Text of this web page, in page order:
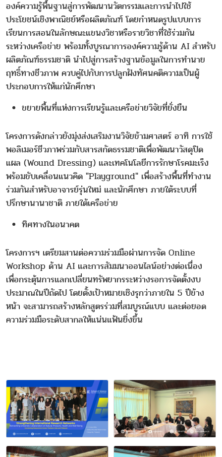
องค์ความรู้พื้นฐานสู่การพัฒนานวัตกรรมและการนำไปใช้
ประโยชน์เชิงพาณิชย์หรือผลิตภัณฑ์ โดยกำหนดรูปแบบการ
เรียนการสอนในลักษณะแขนงวิชาหรือรายวิชาที่ใช้ร่วมกัน
ระหว่างเครือข่าย พร้อมทั้งบูรณาการองค์ความรู้ด้าน AI สำหรับ
ผลิตภัณฑ์ธรรมชาติ นำไปสู่การสร้างฐานข้อมูลในการทำนาย
ฤทธิ์ทางชีวภาพ ควบคู่ไปกับการปลูกฝังทัศนคติความเป็นผู้
ประกอบการให้แก่นักศึกษา
ขยายพื้นที่แห่งการเรียนรู้และเครือข่ายวิจัยที่ยั่งยืน
โครงการดังกล่าวยังมุ่งส่งเสริมงานวิจัยข้ามศาสตร์ อาทิ การใช้
พอลิเมอร์ชีวภาพร่วมกับสารสกัดธรรมชาติเพื่อพัฒนาวัสดุปิด
แผล (Wound Dressing) และเทคโนโลยีการรักษาโรคมะเร็ง
พร้อมขับเคลื่อนแนวคิด "Playground" เพื่อสร้างพื้นที่ทำงาน
ร่วมกันสำหรับอาจารย์รุ่นใหม่ และนักศึกษา ภายใต้ระบบที่
ปรึกษานานาชาติ ภายใต้เครือข่าย
ทิศทางในอนาคต
โครงการฯ เตรียมสานต่อความร่วมมือผ่านการจัด Online
Workshop ด้าน AI และการสัมมนาออนไลน์อย่างต่อเนื่อง
เพื่อกระตุ้นการแลกเปลี่ยนทรัพยากรระหว่างรอการจัดตั้งงบ
ประมาณในปีถัดไป โดยตั้งเป้าหมายเชิงรุกว่าภายใน 5 ปีข้าง
หน้า จะสามารถสร้างหลักสูตรร่วมที่สมบูรณ์แบบ และต่อยอด
ความร่วมมือระดับสากลให้แน่นแฟ้นยิ่งขึ้น